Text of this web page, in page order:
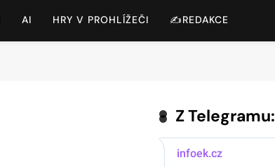
AI HRY V PROHLÍŽEČI ✍️REDAKCE
Z Telegramu: